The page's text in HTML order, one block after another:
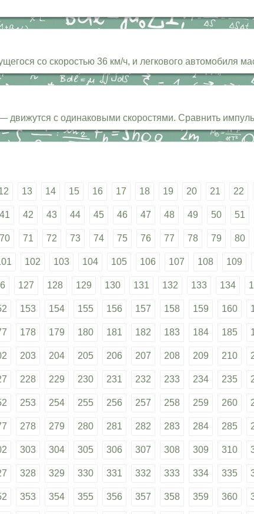
со скоростью 36 км/ч, и легкового автомобиля
с одинаковыми скоростями. Сравнить
13 14 15 16 17 18 19 20 21 22
41 42 43 44 45 46 47 48 49 50 51
70 71 72 73 74 75 76 77 78 79 80
102 103 104 105 106 107 108 109
127 128 129 130 131 132 133 134
153 154 155 156 157 158 159 160
178 179 180 181 182 183 184 185
203 204 205 206 207 208 209 210
228 229 230 231 232 233 234 235
253 254 255 256 257 258 259 260
278 279 280 281 282 283 284 285
303 304 305 306 307 308 309 310
328 329 330 331 332 333 334 335
353 354 355 356 357 358 359 360